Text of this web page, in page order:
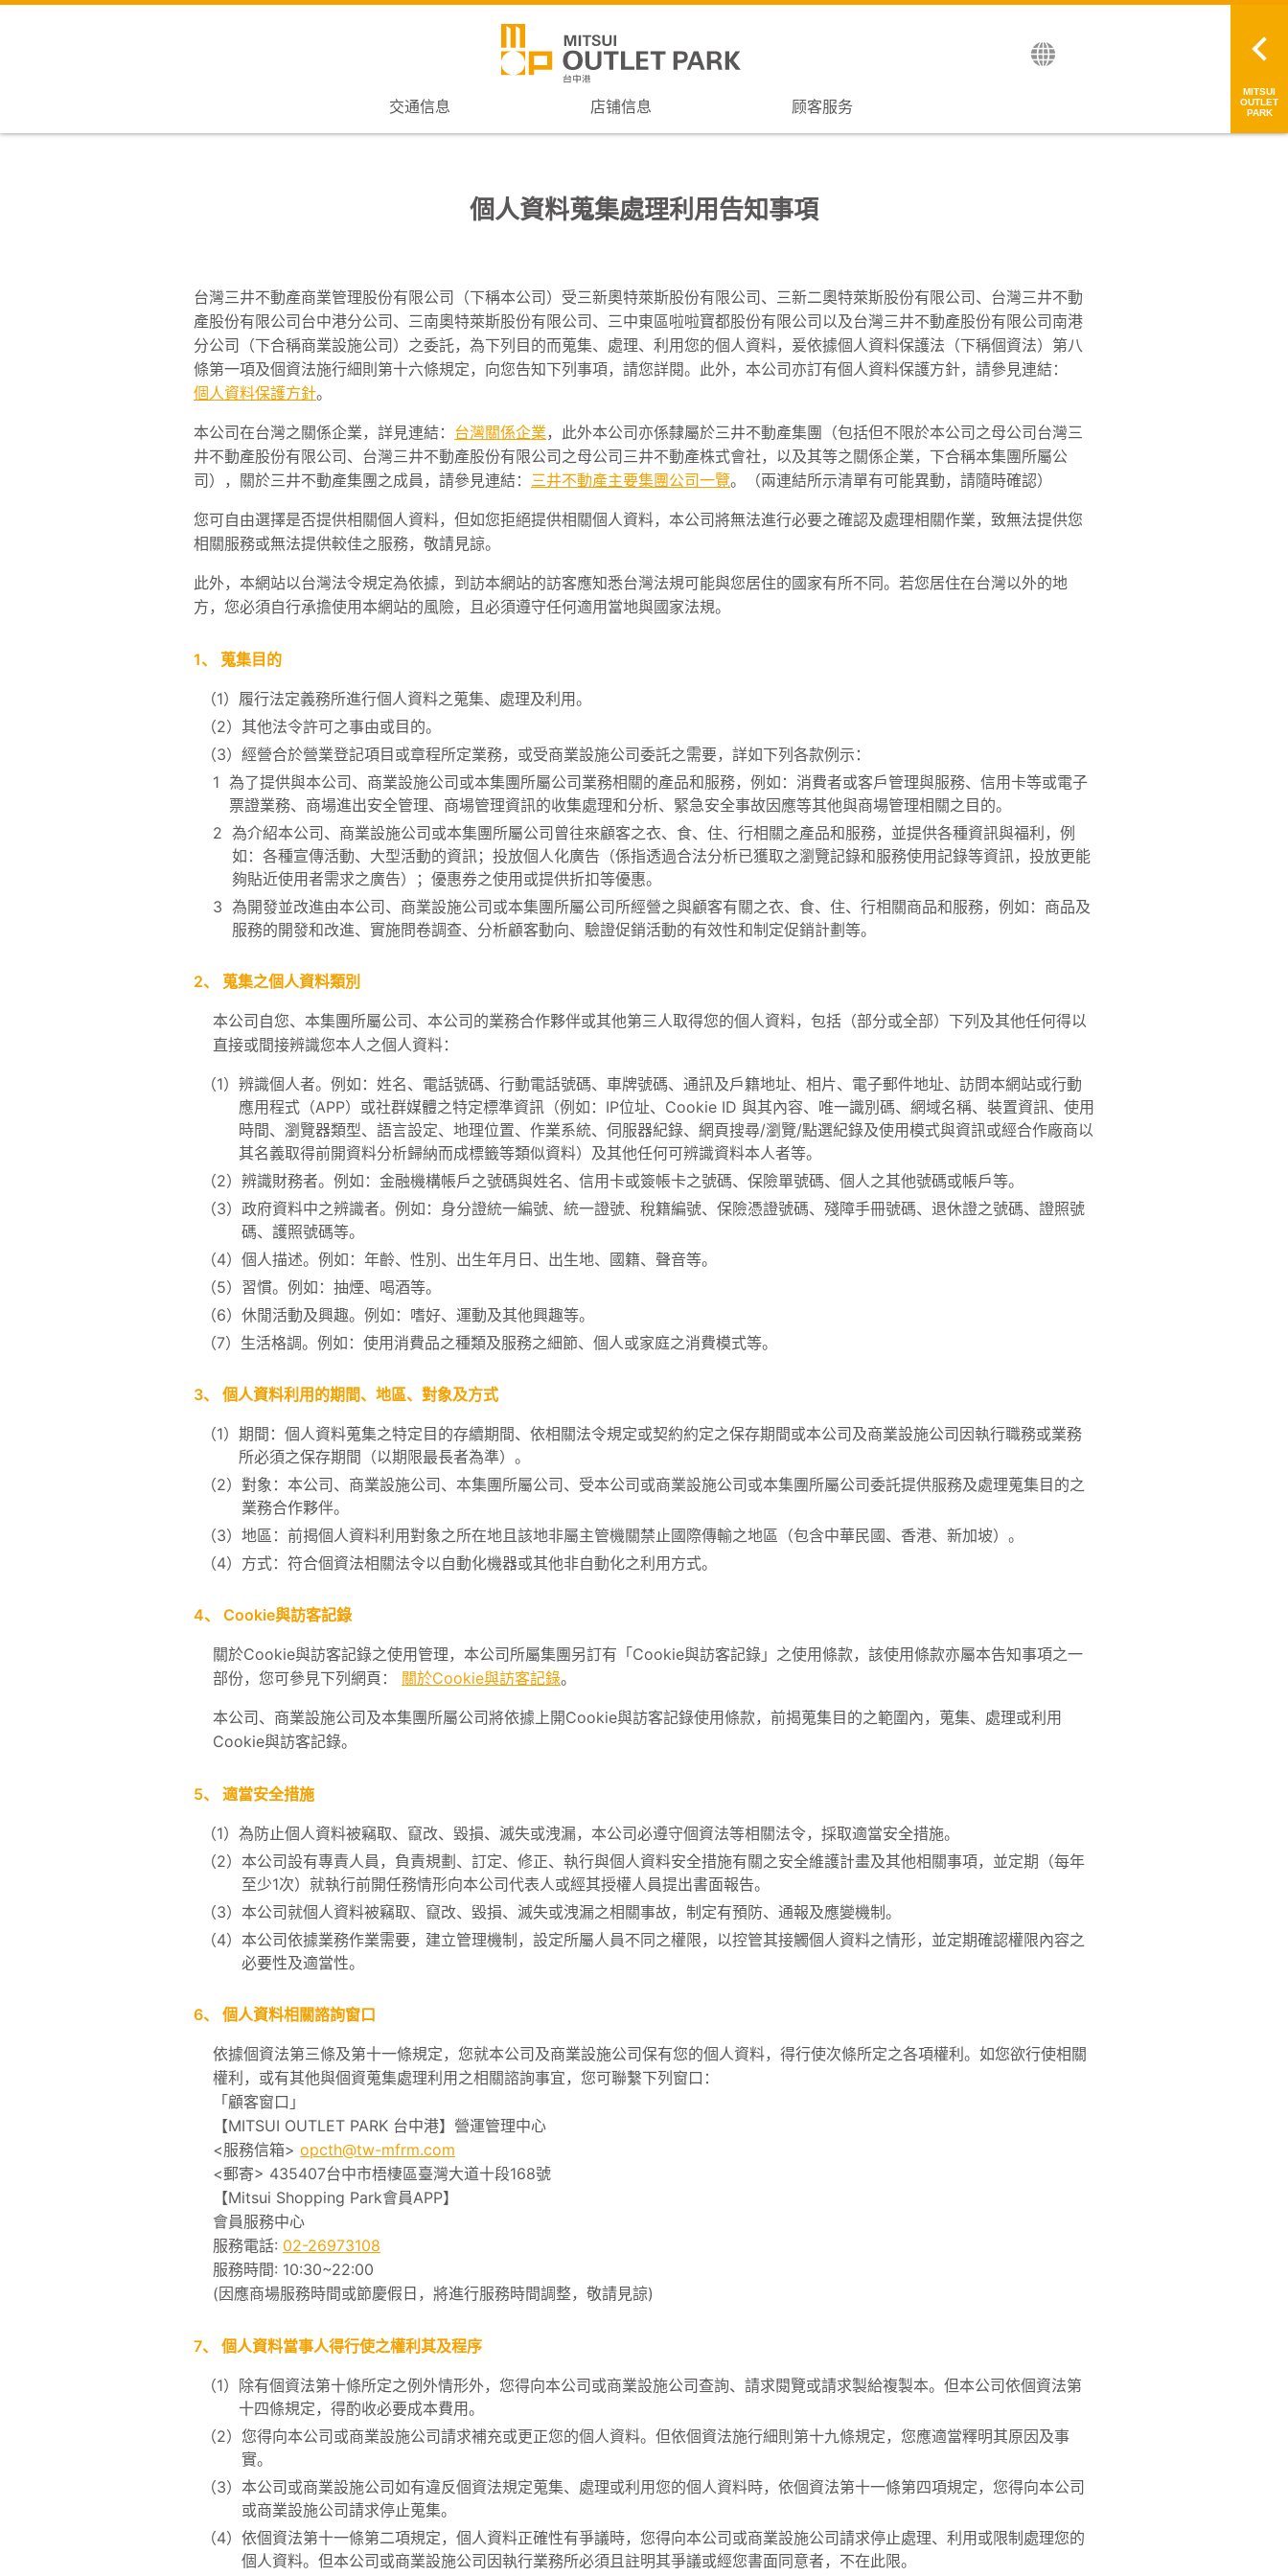
交通信息 店铺信息 顾客服务
MITSUI
OUTLET
PARK
個人資料蒐集處理利用告知事項
台灣三井不動產商業管理股份有限公司（下稱本公司）受三新奧特萊斯股份有限公司、三新二奧特萊斯股份有限公司、台灣三井不動
產股份有限公司台中港分公司、三南奧特萊斯股份有限公司、三中東區啦啦寶都股份有限公司以及台灣三井不動產股份有限公司南港
分公司（下合稱商業設施公司）之委託，為下列目的而蒐集、處理、利用您的個人資料，爰依據個人資料保護法（下稱個資法）第八
條第一項及個資法施行細則第十六條規定，向您告知下列事項，請您詳閱。此外，本公司亦訂有個人資料保護方針，請參見連結：
個人資料保護方針。
本公司在台灣之關係企業，詳見連結： 台灣關係企業 ，此外本公司亦係隸屬於三井不動產集團（包括但不限於本公司之母公司台灣三
井不動產股份有限公司、台灣三井不動產股份有限公司之母公司三井不動產株式會社，以及其等之關係企業，下合稱本集團所屬公
司），關於三井不動產集團之成員，請參見連結： 三井不動產主要集團公司一覽。（兩連結所示清單有可能異動，請隨時確認）
您可自由選擇是否提供相關個人資料，但如您拒絕提供相關個人資料，本公司將無法進行必要之確認及處理相關作業，致無法提供您
相關服務或無法提供較佳之服務，敬請見諒。
此外，本網站以台灣法令規定為依據，到訪本網站的訪客應知悉台灣法規可能與您居住的國家有所不同。若您居住在台灣以外的地
方，您必須自行承擔使用本網站的風險，且必須遵守任何適用當地與國家法規。
1、 蒐集目的
（1） 履行法定義務所進行個人資料之蒐集、處理及利用。
（2） 其他法令許可之事由或目的。
（3） 經營合於營業登記項目或章程所定業務，或受商業設施公司委託之需要，詳如下列各款例示：
1 為了提供與本公司、商業設施公司或本集團所屬公司業務相關的產品和服務，例如：消費者或客戶管理與服務、信用卡等或電子
票證業務、商場進出安全管理、商場管理資訊的收集處理和分析、緊急安全事故因應等其他與商場管理相關之目的。
2 為介紹本公司、商業設施公司或本集團所屬公司曾往來顧客之衣、食、住、行相關之產品和服務，並提供各種資訊與福利，例
如：各種宣傳活動、大型活動的資訊；投放個人化廣告（係指透過合法分析已獲取之瀏覽記錄和服務使用記錄等資訊，投放更能
夠貼近使用者需求之廣告）；優惠券之使用或提供折扣等優惠。
3 為開發並改進由本公司、商業設施公司或本集團所屬公司所經營之與顧客有關之衣、食、住、行相關商品和服務，例如：商品及
服務的開發和改進、實施問卷調查、分析顧客動向、驗證促銷活動的有效性和制定促銷計劃等。
2、 蒐集之個人資料類別
本公司自您、本集團所屬公司、本公司的業務合作夥伴或其他第三人取得您的個人資料，包括（部分或全部）下列及其他任何得以
直接或間接辨識您本人之個人資料：
（1） 辨識個人者。例如：姓名、電話號碼、行動電話號碼、車牌號碼、通訊及戶籍地址、相片、電子郵件地址、訪問本網站或行動
應用程式（APP）或社群媒體之特定標準資訊（例如：IP位址、Cookie ID 與其內容、唯一識別碼、網域名稱、裝置資訊、使用
時間、瀏覽器類型、語言設定、地理位置、作業系統、伺服器紀錄、網頁搜尋/瀏覽/點選紀錄及使用模式與資訊或經合作廠商以
其名義取得前開資料分析歸納而成標籤等類似資料）及其他任何可辨識資料本人者等。
（2） 辨識財務者。例如：金融機構帳戶之號碼與姓名、信用卡或簽帳卡之號碼、保險單號碼、個人之其他號碼或帳戶等。
（3） 政府資料中之辨識者。例如：身分證統一編號、統一證號、稅籍編號、保險憑證號碼、殘障手冊號碼、退休證之號碼、證照號
碼、護照號碼等。
（4） 個人描述。例如：年齡、性別、出生年月日、出生地、國籍、聲音等。
（5） 習慣。例如：抽煙、喝酒等。
（6） 休閒活動及興趣。例如：嗜好、運動及其他興趣等。
（7） 生活格調。例如：使用消費品之種類及服務之細節、個人或家庭之消費模式等。
3、 個人資料利用的期間、地區、對象及方式
（1） 期間：個人資料蒐集之特定目的存續期間、依相關法令規定或契約約定之保存期間或本公司及商業設施公司因執行職務或業務
所必須之保存期間（以期限最長者為準）。
（2） 對象：本公司、商業設施公司、本集團所屬公司、受本公司或商業設施公司或本集團所屬公司委託提供服務及處理蒐集目的之
業務合作夥伴。
（3） 地區：前揭個人資料利用對象之所在地且該地非屬主管機關禁止國際傳輸之地區（包含中華民國、香港、新加坡）。
（4） 方式：符合個資法相關法令以自動化機器或其他非自動化之利用方式。
4、 Cookie與訪客記錄
關於Cookie與訪客記錄之使用管理，本公司所屬集團另訂有「Cookie與訪客記錄」之使用條款，該使用條款亦屬本告知事項之一
部份，您可參見下列網頁： 關於Cookie與訪客記錄。
本公司、商業設施公司及本集團所屬公司將依據上開Cookie與訪客記錄使用條款，前揭蒐集目的之範圍內，蒐集、處理或利用
Cookie與訪客記錄。
5、 適當安全措施
（1） 為防止個人資料被竊取、竄改、毀損、滅失或洩漏，本公司必遵守個資法等相關法令，採取適當安全措施。
（2） 本公司設有專責人員，負責規劃、訂定、修正、執行與個人資料安全措施有關之安全維護計畫及其他相關事項，並定期（每年
至少1次）就執行前開任務情形向本公司代表人或經其授權人員提出書面報告。
（3） 本公司就個人資料被竊取、竄改、毀損、滅失或洩漏之相關事故，制定有預防、通報及應變機制。
（4） 本公司依據業務作業需要，建立管理機制，設定所屬人員不同之權限，以控管其接觸個人資料之情形，並定期確認權限內容之
必要性及適當性。
6、 個人資料相關諮詢窗口
依據個資法第三條及第十一條規定，您就本公司及商業設施公司保有您的個人資料，得行使次條所定之各項權利。如您欲行使相關
權利，或有其他與個資蒐集處理利用之相關諮詢事宜，您可聯繫下列窗口：
「顧客窗口」
【MITSUI OUTLET PARK 台中港】營運管理中心
<服務信箱> opcth@tw-mfrm.com
<郵寄> 435407台中市梧棲區臺灣大道十段168號
【Mitsui Shopping Park會員APP】
會員服務中心
服務電話: 02-26973108
服務時間: 10:30~22:00
(因應商場服務時間或節慶假日，將進行服務時間調整，敬請見諒)
7、 個人資料當事人得行使之權利其及程序
（1） 除有個資法第十條所定之例外情形外，您得向本公司或商業設施公司查詢、請求閱覽或請求製給複製本。但本公司依個資法第
十四條規定，得酌收必要成本費用。
（2） 您得向本公司或商業設施公司請求補充或更正您的個人資料。但依個資法施行細則第十九條規定，您應適當釋明其原因及事
實。
（3） 本公司或商業設施公司如有違反個資法規定蒐集、處理或利用您的個人資料時，依個資法第十一條第四項規定，您得向本公司
或商業設施公司請求停止蒐集。
（4） 依個資法第十一條第二項規定，個人資料正確性有爭議時，您得向本公司或商業設施公司請求停止處理、利用或限制處理您的
個人資料。但本公司或商業設施公司因執行業務所必須且註明其爭議或經您書面同意者，不在此限。